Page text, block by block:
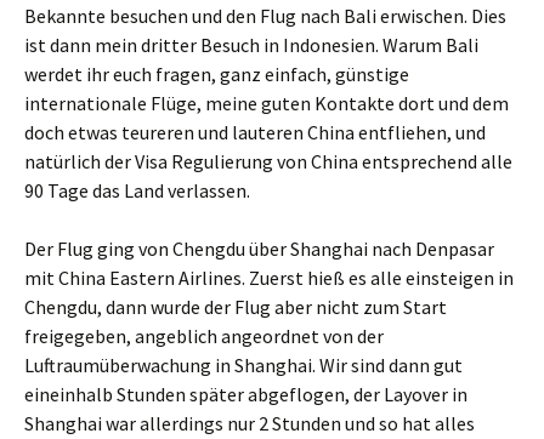
Bekannte besuchen und den Flug nach Bali erwischen. Dies
ist dann mein dritter Besuch in Indonesien. Warum Bali
werdet ihr euch fragen, ganz einfach, günstige
internationale Flüge, meine guten Kontakte dort und dem
doch etwas teureren und lauteren China entfliehen, und
natürlich der Visa Regulierung von China entsprechend alle
90 Tage das Land verlassen.
Der Flug ging von Chengdu über Shanghai nach Denpasar
mit China Eastern Airlines. Zuerst hieß es alle einsteigen in
Chengdu, dann wurde der Flug aber nicht zum Start
freigegeben, angeblich angeordnet von der
Luftraumüberwachung in Shanghai. Wir sind dann gut
eineinhalb Stunden später abgeflogen, der Layover in
Shanghai war allerdings nur 2 Stunden und so hat alles